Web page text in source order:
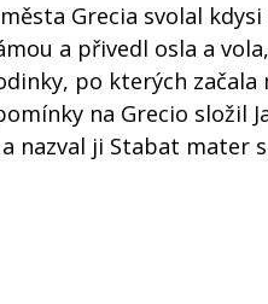
Grecia svolal
a přivedl osla a
po kterých začala
na Grecio složil
nazval ji Stabat mater